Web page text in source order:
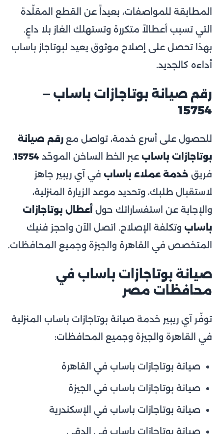
المطابقة للمواصفات، بعيداً عن القطع المقلّدة
التي تسبب أعطالاً متكررة وتستهلك الغاز بلا داعٍ.
بهذا تحصل على إصلاح موثوق يعيد لبوتاجاز باساب
أداءه كالجديد.
رقم صيانة بوتاجازات باساب —
15754
للحصول على أسرع خدمة، تواصل مع رقم صيانة
بوتاجازات باساب عبر الخط الساخن الموحّد 15754
.
فريق خدمة عملاء باساب في آي ريبير جاهز
لاستقبال طلبك، وتحديد موعد الزيارة المنزلية،
والإجابة عن استفساراتك حول أعطال بوتاجازات
باساب وتكلفة الإصلاح. اتصل الآن واحجز فنيك
المتخصص في القاهرة والجيزة وجميع المحافظات.
صيانة بوتاجازات باساب في
محافظات مصر
توفّر آي ريبير خدمة صيانة بوتاجازات باساب المنزلية
في القاهرة والجيزة وجميع المحافظات:
صيانة بوتاجازات باساب في القاهرة
صيانة بوتاجازات باساب في الجيزة
صيانة بوتاجازات باساب في الإسكندرية
صيانة بوتاجازات باساب في الدقي